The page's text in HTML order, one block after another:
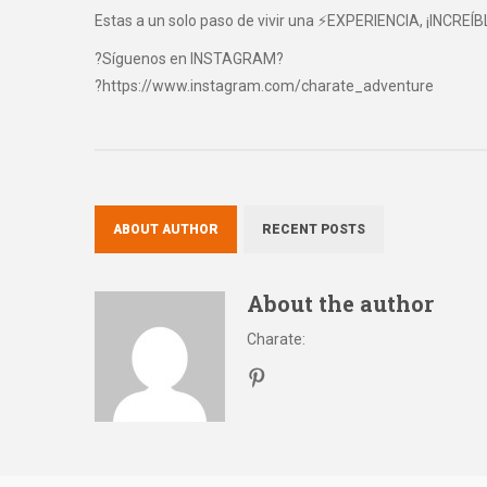
Estas a un solo paso de vivir una ⚡EXPERIENCIA,
?Síguenos en INSTAGRAM?
?https://www.instagram.com/charate_adventure
ABOUT AUTHOR RECENT POSTS
About the author
Charate: